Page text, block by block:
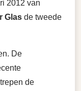
2012 van
Glas de tweede
De
de